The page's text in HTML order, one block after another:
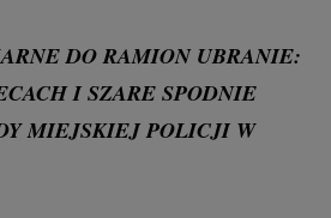
DO RAMION UBRANIE:
I SZARE SPODNIE
MIEJSKIEJ POLICJI W